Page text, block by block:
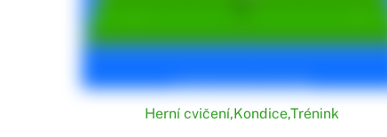
Herní cvičení,Kondice,Trénink